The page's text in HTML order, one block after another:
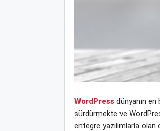
WordPress dünyanın
sürdürmekte ve
entegre yazılımlarla olan